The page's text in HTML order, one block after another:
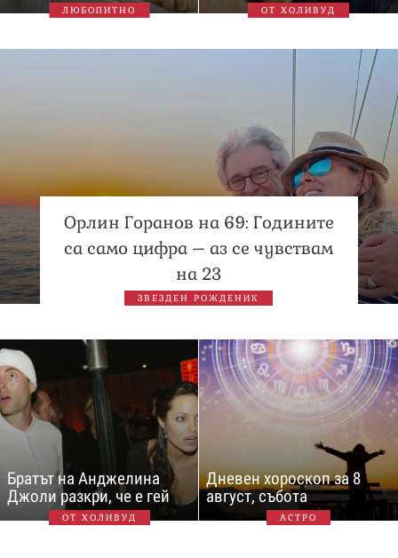
ЛЮБОПИТНО ОТ ХОЛИВУД
Орлин Горанов на 69: Годините
са само цифра – аз се чувствам
на 23
ЗВЕЗДЕН РОЖДЕНИК
Братът на Анджелина
Джоли разкри, че е гей
ОТ ХОЛИВУД
Дневен хороскоп за 8
август, събота
АСТРО